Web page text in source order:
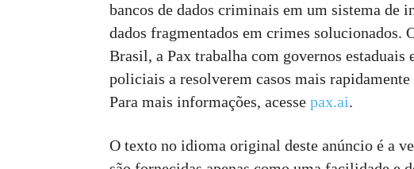
bancos de dados criminais em um sistema de
dados fragmentados em crimes solucionados.
Brasil, a Pax trabalha com governos estaduais
policiais a resolverem casos mais
Para mais informações, acesse pax.ai.
O texto no idioma original deste anúncio é a